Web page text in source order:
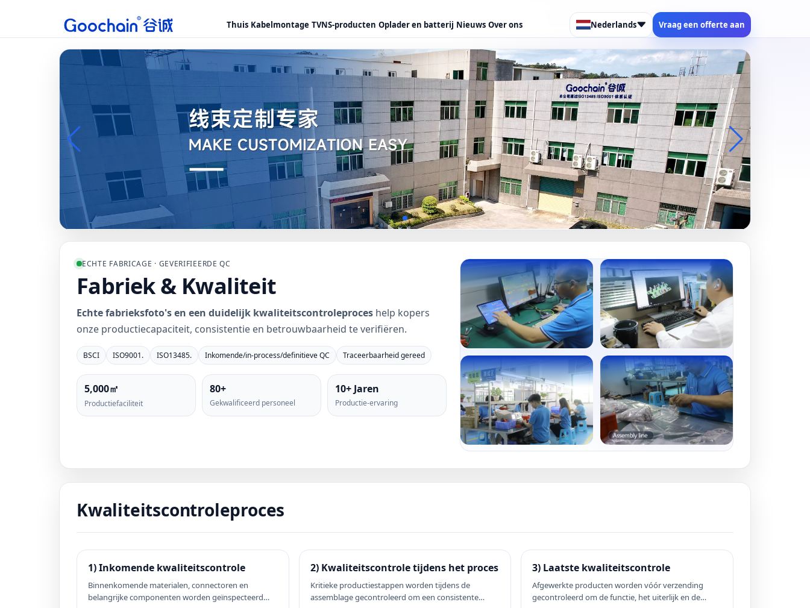
Thuis Kabelmontage TVNS-producten Oplader en batterij Nieuws Over ons Nederlands Vraag een offerte aan
ECHTE FABRICAGE · GEVERIFIEERDE QC
Fabriek & Kwaliteit
Echte fabrieksfoto's en een duidelijk kwaliteitscontroleproces help kopers
onze productiecapaciteit, consistentie en betrouwbaarheid te verifiëren.
BSCI ISO9001. ISO13485. Inkomende/in-process/definitieve QC Traceerbaarheid gereed
5,000㎡
Productiefaciliteit
80+
Gekwalificeerd personeel
10+ Jaren
Productie-ervaring
Kwaliteitscontroleproces
1) Inkomende kwaliteitscontrole
Binnenkomende materialen, connectoren en
belangrijke componenten worden geïnspecteerd
2) Kwaliteitscontrole tijdens het proces
Kritieke productiestappen worden tijdens de
assemblage gecontroleerd om een ​​consistente
3) Laatste kwaliteitscontrole
Afgewerkte producten worden vóór verzending
gecontroleerd om de functie, het uiterlijk en de